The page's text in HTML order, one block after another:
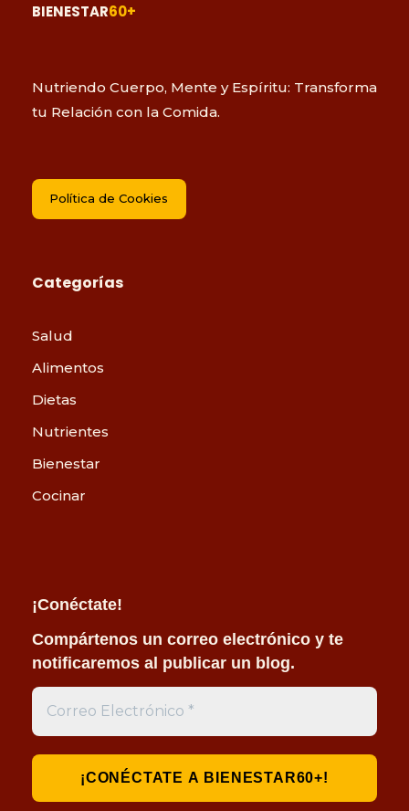
BIENESTAR60+
Nutriendo Cuerpo, Mente y Espíritu: Transforma
tu Relación con la Comida.
Política de Cookies
Categorías
Salud
Alimentos
Dietas
Nutrientes
Bienestar
Cocinar
¡Conéctate!
Compártenos un correo electrónico y te
notificaremos al publicar un blog.